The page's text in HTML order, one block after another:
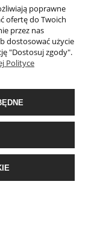
www.kud.pl
poprawne
ofertę do Twoich
przez nas
dostosować użycie
"Dostosuj zgody".
Polityce